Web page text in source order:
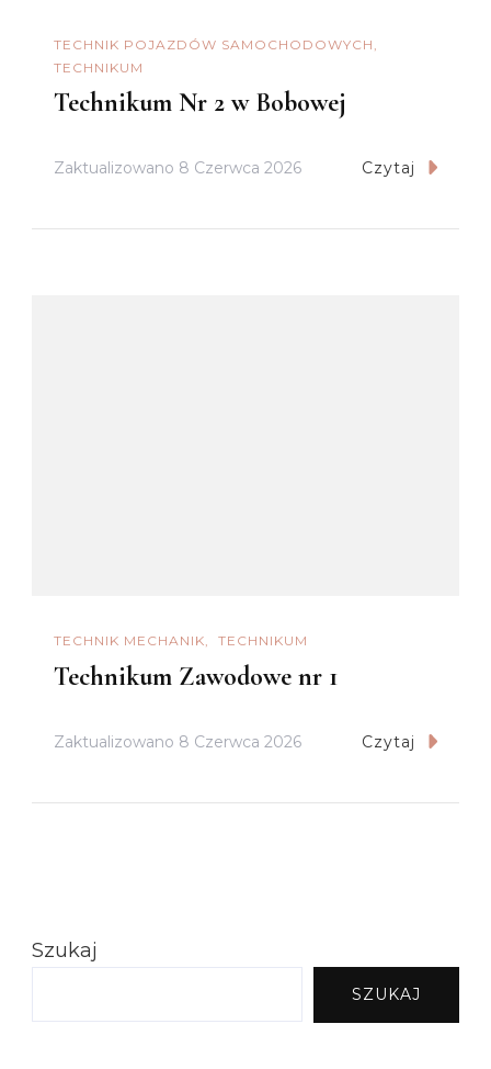
TECHNIK POJAZDÓW SAMOCHODOWYCH
TECHNIKUM
Technikum Nr 2 w Bobowej
Zaktualizowano 8 Czerwca 2026 Czytaj
TECHNIK MECHANIK TECHNIKUM
Technikum Zawodowe nr 1
Zaktualizowano 8 Czerwca 2026 Czytaj
Szukaj
SZUKAJ